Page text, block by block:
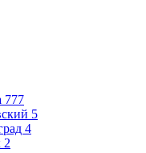
777
5
4
2